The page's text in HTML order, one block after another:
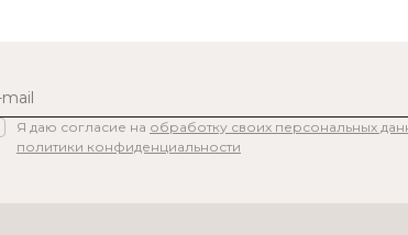
Я даю согласие на обработку своих персональных
политики конфиденциальности